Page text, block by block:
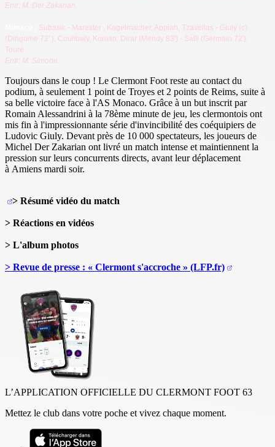
Entr: M. Der Zakarian.
Subasic - Marester , Kagelmacher, Appiah, Tzavellas - Giuly (c)
(Dingome 72' ), Coulibaly, Koman, Dirar (Mendy 83') - Salli (Germain 72'),
Touré.
Entr: M. Simone.
Toujours dans le coup ! Le Clermont Foot reste au contact du
podium, à seulement 1 point de Troyes et 2 points de Reims, suite à
sa belle victoire face à l'AS Monaco. Grâce à un but inscrit par
Romain Alessandrini à la 78ème minute de jeu, les clermontois ont
mis fin à l'impressionnante série d'invincibilité des coéquipiers de
Ludovic Giuly. Devant près de 10 000 spectateurs, les joueurs de
Michel Der Zakarian ont livré un match intense et maintiennent la
pression sur leurs concurrents directs, avant leur déplacement
à Amiens mardi soir.
> Résumé vidéo du match
> Réactions en vidéos
> L'album photos
> Revue de presse : « Clermont s'accroche » (LFP.fr)
L’APPLICATION OFFICIELLE DU CLERMONT FOOT 63
Mettez le club dans votre poche et vivez chaque moment.